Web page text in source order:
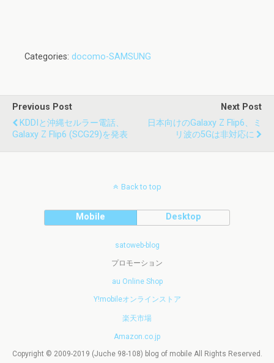
Categories: docomo-SAMSUNG
Previous Post
KDDIと沖縄セルラー電話、
Galaxy Z Flip6 (SCG29)を発表
Next Post
日本向けのGalaxy Z Flip6、ミ
リ波の5Gは非対応に
Back to top
Mobile Desktop
satoweb-blog
プロモーション
au Online Shop
Y!mobileオンラインストア
楽天市場
Amazon.co.jp
Copyright © 2009-2019 (Juche 98-108) blog of mobile All Rights Reserved.